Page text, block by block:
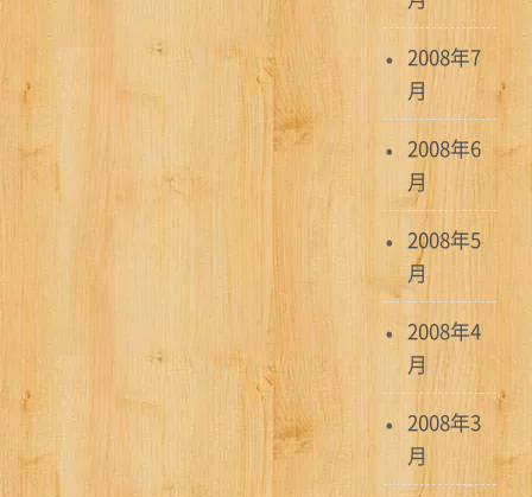
2008年7
月
2008年6
月
2008年5
月
2008年4
月
2008年3
月